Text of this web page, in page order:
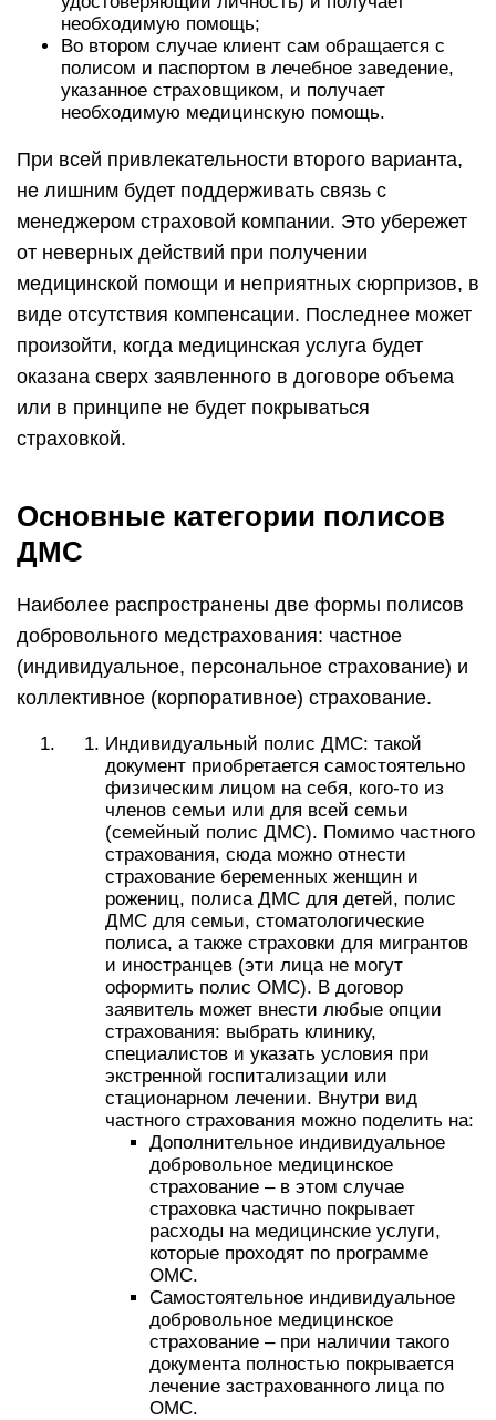
необходимую помощь;
Во втором случае клиент сам обращается с
полисом и паспортом в лечебное заведение,
указанное страховщиком, и получает
необходимую медицинскую помощь.
При всей привлекательности второго варианта,
не лишним будет поддерживать связь с
менеджером страховой компании. Это убережет
от неверных действий при получении
медицинской помощи и неприятных сюрпризов, в
виде отсутствия компенсации. Последнее может
произойти, когда медицинская услуга будет
оказана сверх заявленного в договоре объема
или в принципе не будет покрываться
страховкой.
Основные категории полисов
ДМС
Наиболее распространены две формы полисов
добровольного медстрахования: частное
(индивидуальное, персональное страхование) и
коллективное (корпоративное) страхование.
Индивидуальный полис ДМС: такой
документ приобретается самостоятельно
физическим лицом на себя, кого-то из
членов семьи или для всей семьи
(семейный полис ДМС). Помимо частного
страхования, сюда можно отнести
страхование беременных женщин и
рожениц, полиса ДМС для детей, полис
ДМС для семьи, стоматологические
полиса, а также страховки для мигрантов
и иностранцев (эти лица не могут
оформить полис ОМС). В договор
заявитель может внести любые опции
страхования: выбрать клинику,
специалистов и указать условия при
экстренной госпитализации или
стационарном лечении. Внутри вид
частного страхования можно поделить на:
Дополнительное индивидуальное
добровольное медицинское
страхование – в этом случае
страховка частично покрывает
расходы на медицинские услуги,
которые проходят по программе
ОМС.
Самостоятельное индивидуальное
добровольное медицинское
страхование – при наличии такого
документа полностью покрывается
лечение застрахованного лица по
ОМС.